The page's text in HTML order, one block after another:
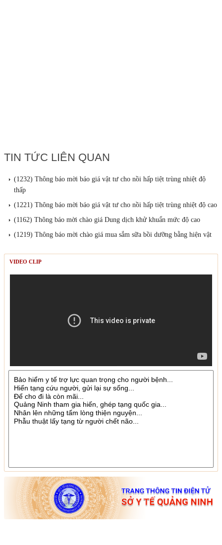
TIN TỨC LIÊN QUAN
(1232) Thông báo mời báo giá vật tư cho nồi hấp tiệt trùng nhiệt độ
thấp
(1221) Thông báo mời báo giá vật tư cho nồi hấp tiệt trùng nhiệt độ cao
(1162) Thông báo mời chào giá Dung dịch khử khuẩn mức độ cao
(1219) Thông báo mời chào giá mua sắm sữa bồi dưỡng bằng hiện vật
VIDEO CLIP